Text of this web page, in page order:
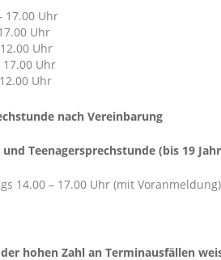
17.00 Uhr
Uhr
Uhr
17.00 Uhr
Uhr
nach Vereinbarung
Teenagersprechstunde (bis 19
14.00 – 17.00 Uhr (mit Voranmeldung)
hohen Zahl an Terminausfällen